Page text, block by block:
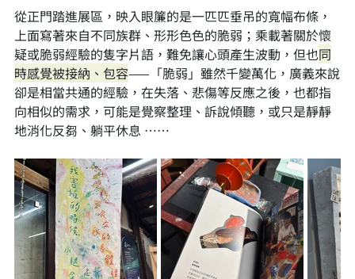
從正門踏進展區，映入眼簾的是一匹匹垂吊的寬幅布條，
上面寫著來自不同族群、形形色色的脆弱；乘載著關於懷
疑或脆弱經驗的隻字片語，難免讓心頭產生波動，但也同
時感覺被接納、包容——「脆弱」雖然千變萬化，廣義來說
卻是相當共通的經驗，在失落、悲傷等反應之後，也都指
向相似的需求，可能是覺察整理、訴說傾聽，或只是靜靜
地消化反芻、躺平休息 ……